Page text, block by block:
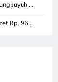
Rp. 96…